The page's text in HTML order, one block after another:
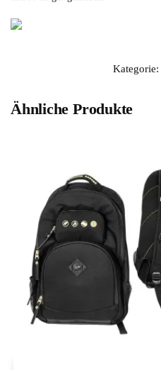
Kategorie:
Ähnliche Produkte